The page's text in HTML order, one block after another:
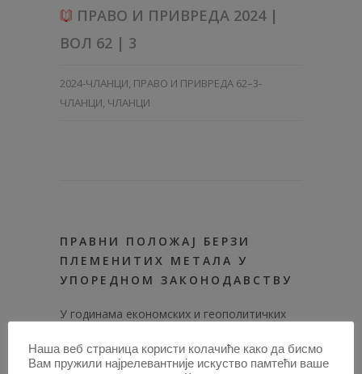
ПРАВО И ПРИВРЕДА 2024 |
ВОЛ 62 | 3
2024-ЧЛАНЦИ, ПРАВО И ПРИВРЕДА 62–3-
ЧЛАНЦИ, ЧЛАНЦИ
ПРАВНИ ПОЛОЖАЈ БЕРЗИ
ПЛЕМЕНИТИХ МЕТАЛА У
УПОРЕДНОМ ЗАКОНОДАВСТВУ
У годинама економских и геополитичких
тренд пораста потражње за племенитим
Наша веб страница користи колачиће како да бисмо
Вам пружили најрелевантније искуство памтећи ваше